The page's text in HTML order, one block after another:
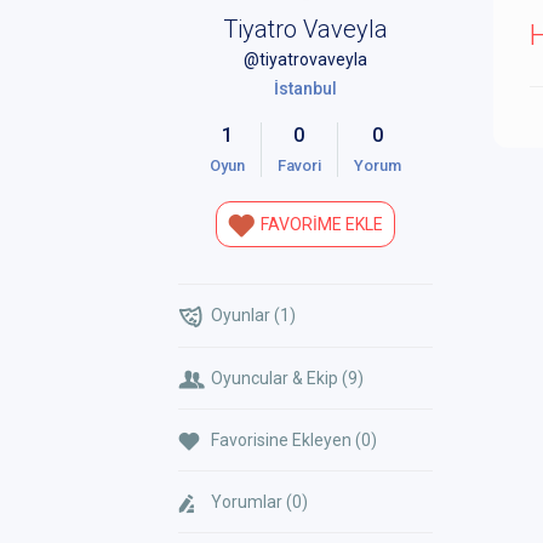
Tiyatro Vaveyla
@tiyatrovaveyla
İstanbul
1
Oyun
0
Favori
0
Yorum
FAVORİME EKLE
Oyunlar (1)
Oyuncular & Ekip (9)
Favorisine Ekleyen (0)
Yorumlar (0)